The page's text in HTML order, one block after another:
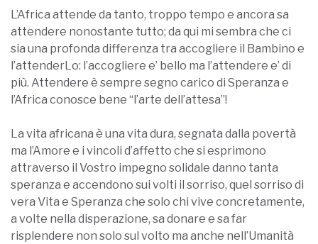
L’Africa attende da tanto, troppo tempo e ancora sa
attendere nonostante tutto; da qui mi sembra che ci
sia una profonda differenza tra accogliere il Bambino e
l’attenderLo: l’accogliere e’ bello ma l’attendere e’ di
più. Attendere è sempre segno carico di Speranza e
l’Africa conosce bene “l’arte dell’attesa”!
La vita africana è una vita dura, segnata dalla povertà
ma l’Amore e i vincoli d’affetto che si esprimono
attraverso il Vostro impegno solidale danno tanta
speranza e accendono sui volti il sorriso, quel sorriso di
vera Vita e Speranza che solo chi vive concretamente,
a volte nella disperazione, sa donare e sa far
risplendere non solo sul volto ma anche nell’Umanità